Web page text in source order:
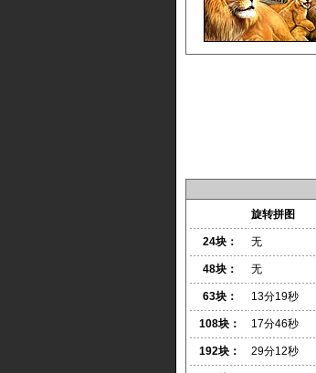
旋转拼图
24块： 无
48块： 无
63块： 13分19秒
108块： 17分46秒
192块： 29分12秒